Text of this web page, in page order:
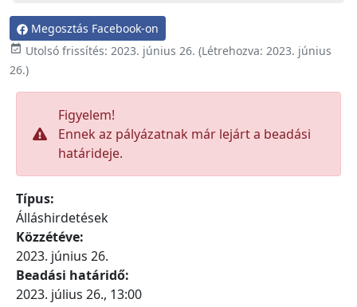
Megosztás Facebook-on
 Utolsó frissítés: 2023. június 26. (Létrehozva: 2023. június
26.)
Figyelem!
Ennek az pályázatnak már lejárt a beadási
határideje.
Típus:
Álláshirdetések
Közzétéve:
2023. június 26.
Beadási határidő:
2023. július 26., 13:00